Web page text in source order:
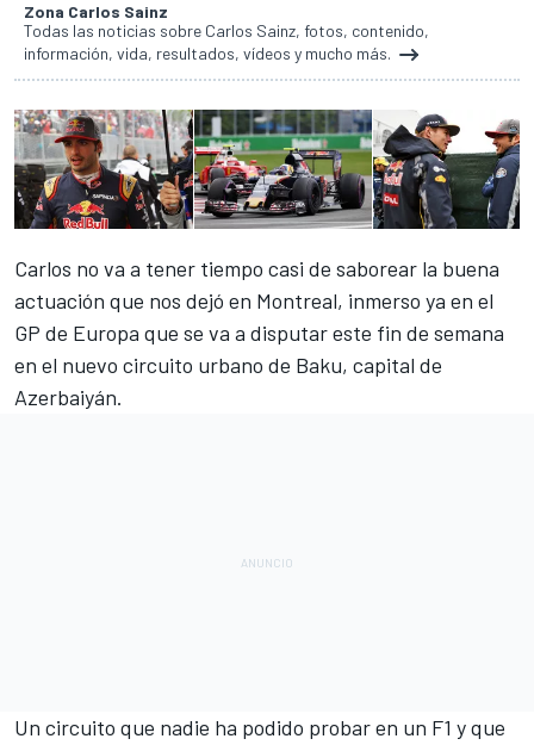
Zona Carlos Sainz
Todas las noticias sobre Carlos Sainz, fotos, contenido,
información, vida, resultados, vídeos y mucho más.
Carlos no va a tener tiempo casi de saborear la buena
actuación que nos dejó en Montreal, inmerso ya en el
GP de Europa que se va a disputar este fin de semana
en el nuevo circuito urbano de Baku, capital de
Azerbaiyán.
Un circuito que nadie ha podido probar en un F1 y que